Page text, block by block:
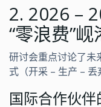
2. 2026 –
“零浪费”岘
研讨会重点讨论了未
式（开采 – 生产 – 丢
国际合作伙伴